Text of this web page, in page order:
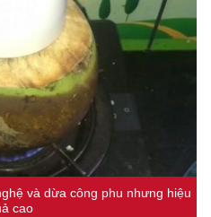
và dừa công phu nhưng hiệu
cao